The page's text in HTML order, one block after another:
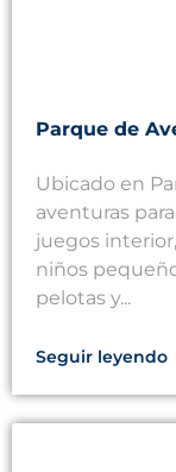
Parque de
Ubicado en
aventuras
juegos
niños
pelotas y...
Seguir leyendo